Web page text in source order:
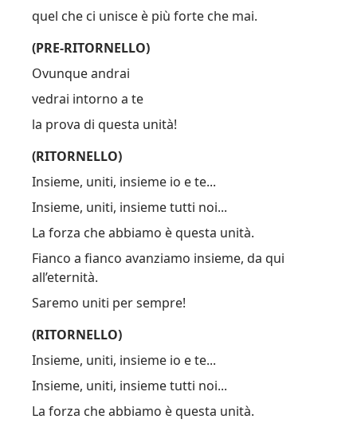
quel che ci unisce è più forte che mai.
(PRE-RITORNELLO)
Ovunque andrai
vedrai intorno a te
la prova di questa unità!
(RITORNELLO)
Insieme, uniti, insieme io e te...
Insieme, uniti, insieme tutti noi...
La forza che abbiamo è questa unità.
Fianco a fianco avanziamo insieme, da qui
all’eternità.
Saremo uniti per sempre!
(RITORNELLO)
Insieme, uniti, insieme io e te...
Insieme, uniti, insieme tutti noi...
La forza che abbiamo è questa unità.